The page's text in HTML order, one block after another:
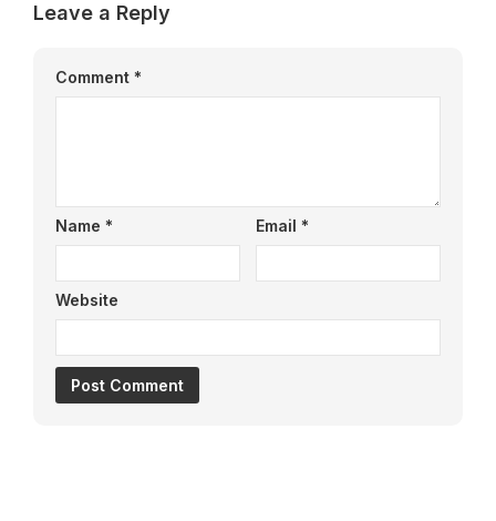
Leave a Reply
Comment *
Name * Email *
Website